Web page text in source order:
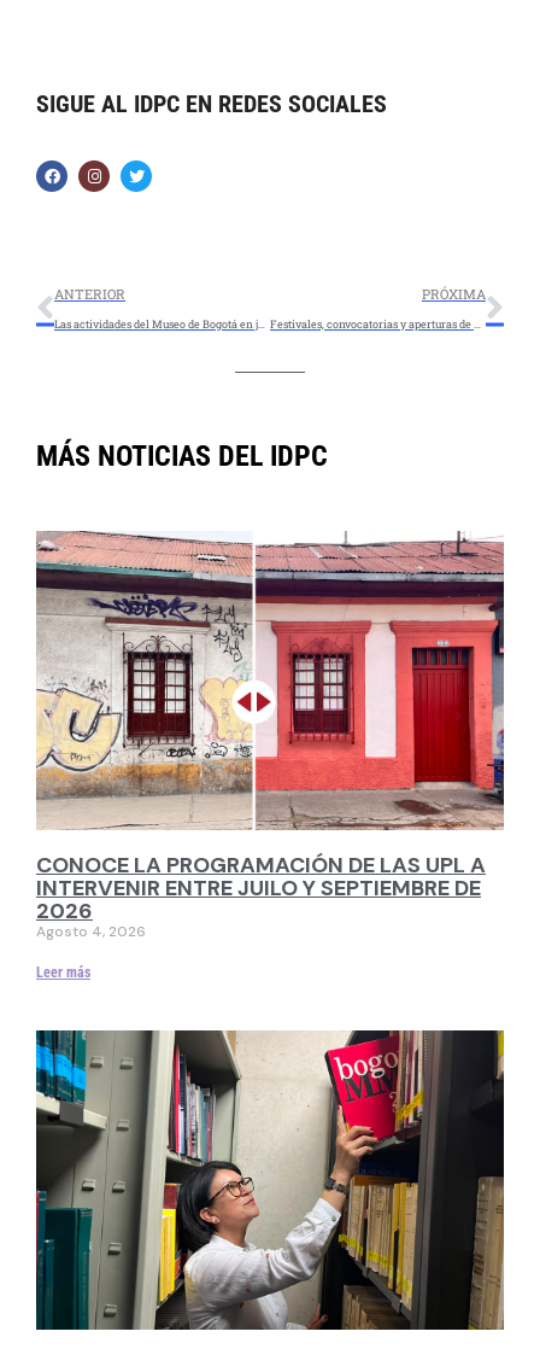
SIGUE AL IDPC EN REDES SOCIALES
ANTERIOR PRÓXIMA
MÁS NOTICIAS DEL IDPC
CONOCE LA PROGRAMACIÓN DE LAS UPL A
INTERVENIR ENTRE JUILO Y SEPTIEMBRE DE
2026
Agosto 4, 2026
Leer más